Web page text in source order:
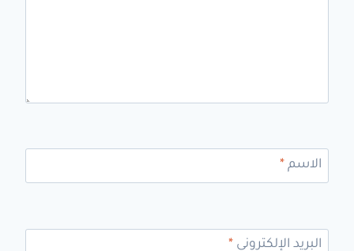
الاسم *
البريد الإلكتروني *